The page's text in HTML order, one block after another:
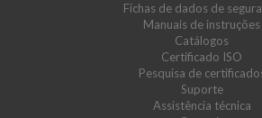
Fichas de dados de
Manuais de instruções
Catálogos
Certificado ISO
Pesquisa de
Suporte
Assistência técnica